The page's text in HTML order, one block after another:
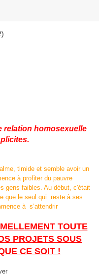
relation homosexuelle
timide et semble avoir un
à profiter du pauvre
gens faibles. Au début, c'était
que le seul qui reste à ses
à s’attendrir
TOUTE
PROJETS SOUS
CE SOIT !